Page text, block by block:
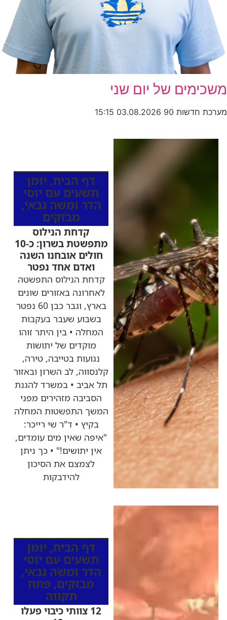
משכימים של יום שני
מערכת חדשות 90 03.08.2026
15:15
דף הבית, יומן
תשעים עם יוסי
הדר ומשה גבאי,
מבזקים
קדחת הנילוס
מתפשטת בשרון: כ-10
חולים אובחנו השנה
ואדם אחד נפטר
קדחת הנילוס התפשטה
לאחרונה באזורים שונים
בארץ, וגבר כבן 60 נפטר
בשבוע שעבר בעקבות
המחלה • בין היתר זוהו
מוקדים של יתושות
נגועות בטייבה, טירה,
קלנסווה, לב השרון ובאזור
תל אביב • במשרד להגנת
הסביבה מזהירים מפני
המשך התפשטות המחלה
בקיץ • ד"ר שי רייכר:
"איפה שאין מים עומדים,
אין יתושים!" • כך ניתן
לצמצם את הסיכון
להידבקות
דף הבית, יומן
תשעים עם יוסי
הדר ומשה גבאי,
מבזקים, פתח
תקווה
12 צוותי כיבוי פעלו